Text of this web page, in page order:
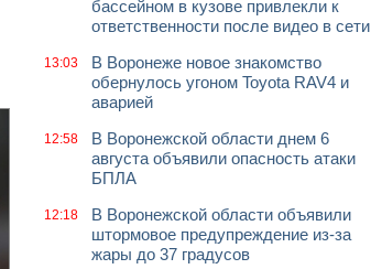
бассейном в кузове привлекли к
ответственности после видео в сети
13:03
В Воронеже новое знакомство
обернулось угоном Toyota RAV4 и
аварией
12:58
В Воронежской области днем 6
августа объявили опасность атаки
БПЛА
12:18
В Воронежской области объявили
штормовое предупреждение из-за
жары до 37 градусов